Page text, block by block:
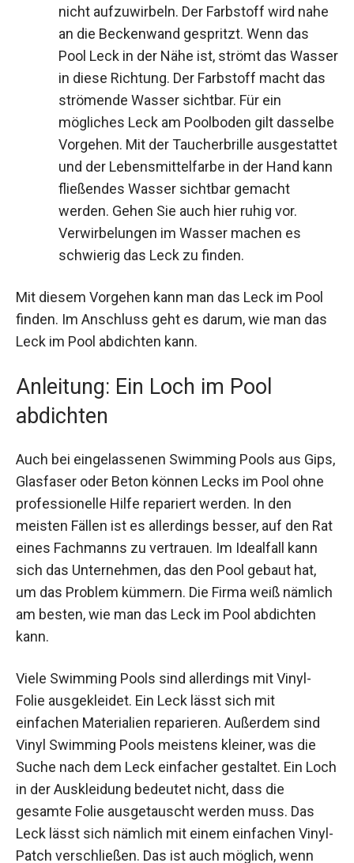
nicht aufzuwirbeln. Der Farbstoff wird nahe
an die Beckenwand gespritzt. Wenn das
Pool Leck in der Nähe ist, strömt das Wasser
in diese Richtung. Der Farbstoff macht das
strömende Wasser sichtbar. Für ein
mögliches Leck am Poolboden gilt dasselbe
Vorgehen. Mit der Taucherbrille ausgestattet
und der Lebensmittelfarbe in der Hand kann
fließendes Wasser sichtbar gemacht
werden. Gehen Sie auch hier ruhig vor.
Verwirbelungen im Wasser machen es
schwierig das Leck zu finden.
Mit diesem Vorgehen kann man das Leck im Pool
finden. Im Anschluss geht es darum, wie man das
Leck im Pool abdichten kann.
Anleitung: Ein Loch im Pool
abdichten
Auch bei eingelassenen Swimming Pools aus Gips,
Glasfaser oder Beton können Lecks im Pool ohne
professionelle Hilfe repariert werden. In den
meisten Fällen ist es allerdings besser, auf den Rat
eines Fachmanns zu vertrauen. Im Idealfall kann
sich das Unternehmen, das den Pool gebaut hat,
um das Problem kümmern. Die Firma weiß nämlich
am besten, wie man das Leck im Pool abdichten
kann.
Viele Swimming Pools sind allerdings mit Vinyl-
Folie ausgekleidet. Ein Leck lässt sich mit
einfachen Materialien reparieren. Außerdem sind
Vinyl Swimming Pools meistens kleiner, was die
Suche nach dem Leck einfacher gestaltet. Ein Loch
in der Auskleidung bedeutet nicht, dass die
gesamte Folie ausgetauscht werden muss. Das
Leck lässt sich nämlich mit einem einfachen Vinyl-
Patch verschließen. Das ist auch möglich, wenn